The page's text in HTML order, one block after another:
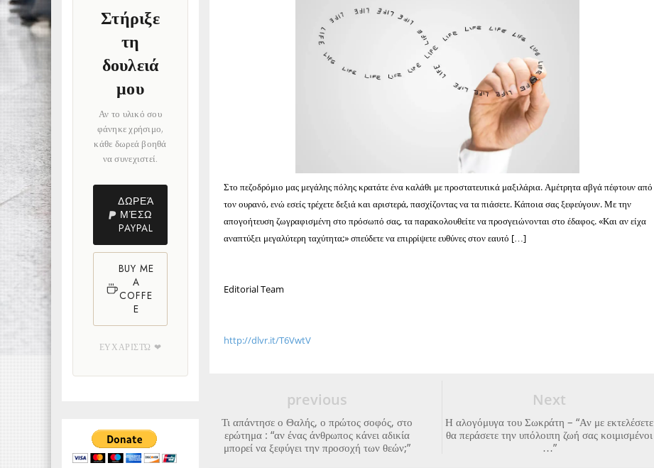
Στήριξε
τη
δουλειά
μου
Αν το υλικό σου
φάνηκε χρήσιμο,
κάθε δωρεά βοηθά
να συνεχιστεί.
ΔΩΡΕΆ
ΜΈΣΩ
PAYPAL
BUY ME
A
COFFE
E
ΕΥΧΑΡΙΣΤΏ ❤
Στο πεζοδρόμιο μας μεγάλης πόλης κρατάτε ένα καλάθι με προστατευτικά μαξιλάρια. Αμέτρητα αβγά πέφτουν από
τον ουρανό, ενώ εσείς τρέχετε δεξιά και αριστερά, πασχίζοντας να τα πιάσετε. Κάποια σας ξεφεύγουν. Με την
απογοήτευση ζωγραφισμένη στο πρόσωπό σας, τα παρακολουθείτε να προσγειώνονται στο έδαφος. «Και αν είχα
αναπτύξει μεγαλύτερη ταχύτητα;» σπεύδετε να επιρρίψετε ευθύνες στον εαυτό […]
Editorial Team
http://dlvr.it/T6VwtV
Next
Η αλογόμυγα του Σωκράτη – “Αν με εκτελέσετε
θα περάσετε την υπόλοιπη ζωή σας κοιμισμένοι
…”
previous
Τι απάντησε ο Θαλής, ο πρώτος σοφός, στο
ερώτημα : “αν ένας άνθρωπος κάνει αδικία
μπορεί να ξεφύγει την προσοχή των θεών;”